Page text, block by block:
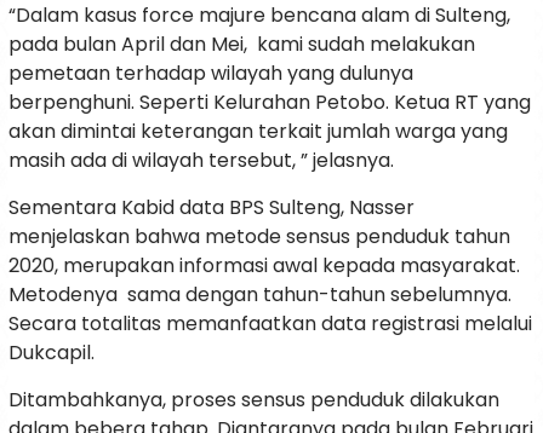
“Dalam kasus force majure bencana alam di Sulteng,
pada bulan April dan Mei, kami sudah melakukan
pemetaan terhadap wilayah yang dulunya
berpenghuni. Seperti Kelurahan Petobo. Ketua RT yang
akan dimintai keterangan terkait jumlah warga yang
masih ada di wilayah tersebut, ” jelasnya.
Sementara Kabid data BPS Sulteng, Nasser
menjelaskan bahwa metode sensus penduduk tahun
2020, merupakan informasi awal kepada masyarakat.
Metodenya sama dengan tahun-tahun sebelumnya.
Secara totalitas memanfaatkan data registrasi melalui
Dukcapil.
Ditambahkanya, proses sensus penduduk dilakukan